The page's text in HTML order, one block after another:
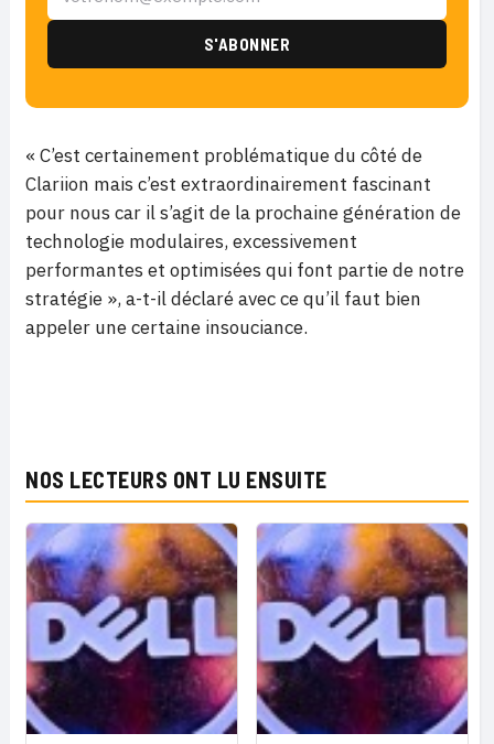
« C’est certainement problématique du côté de
Clariion mais c’est extraordinairement fascinant
pour nous car il s’agit de la prochaine génération de
technologie modulaires, excessivement
performantes et optimisées qui font partie de notre
stratégie », a-t-il déclaré avec ce qu’il faut bien
appeler une certaine insouciance.
NOS LECTEURS ONT LU ENSUITE